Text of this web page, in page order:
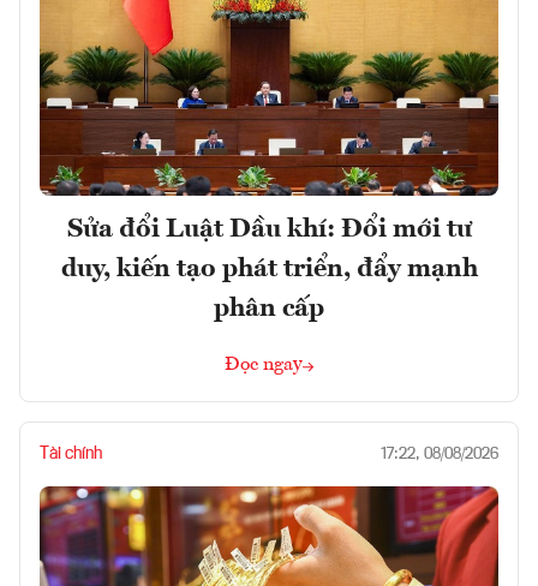
Sửa đổi Luật Dầu khí: Đổi mới tư
duy, kiến tạo phát triển, đẩy mạnh
phân cấp
Đọc ngay
Tài chính 17:22, 08/08/2026